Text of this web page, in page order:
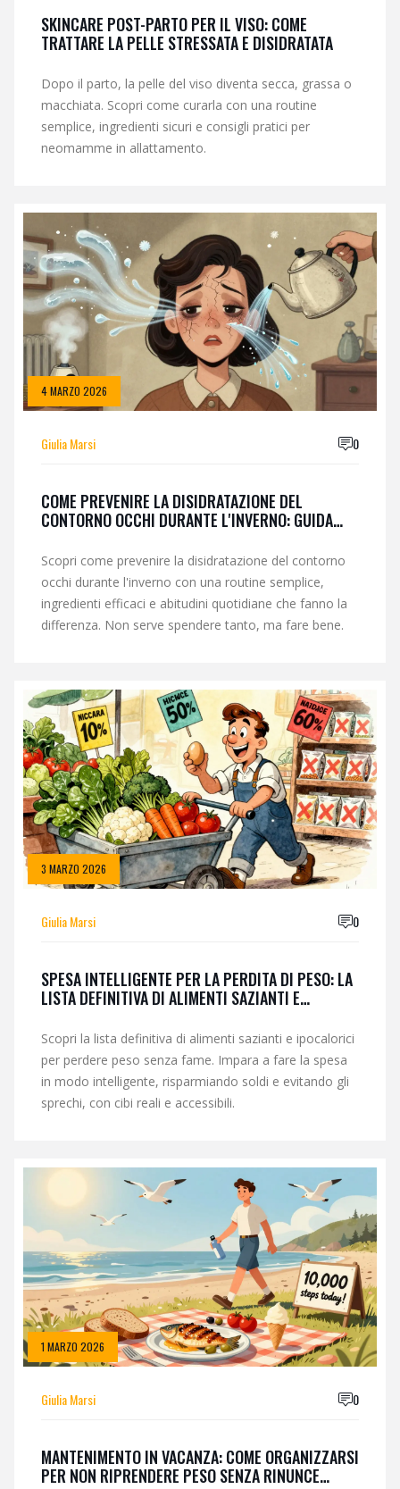
SKINCARE POST-PARTO PER IL VISO: COME
TRATTARE LA PELLE STRESSATA E DISIDRATATA
Dopo il parto, la pelle del viso diventa secca, grassa o
macchiata. Scopri come curarla con una routine
semplice, ingredienti sicuri e consigli pratici per
neomamme in allattamento.
4 MARZO 2026
Giulia Marsi 0
COME PREVENIRE LA DISIDRATAZIONE DEL
CONTORNO OCCHI DURANTE L'INVERNO: GUIDA
Scopri come prevenire la disidratazione del contorno
occhi durante l'inverno con una routine semplice,
ingredienti efficaci e abitudini quotidiane che fanno la
differenza. Non serve spendere tanto, ma fare bene.
3 MARZO 2026
Giulia Marsi 0
SPESA INTELLIGENTE PER LA PERDITA DI PESO: LA
LISTA DEFINITIVA DI ALIMENTI SAZIANTI E
Scopri la lista definitiva di alimenti sazianti e ipocalorici
per perdere peso senza fame. Impara a fare la spesa
in modo intelligente, risparmiando soldi e evitando gli
sprechi, con cibi reali e accessibili.
1 MARZO 2026
Giulia Marsi 0
MANTENIMENTO IN VACANZA: COME ORGANIZZARSI
PER NON RIPRENDERE PESO SENZA RINUNCE